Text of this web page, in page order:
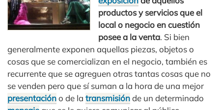
productos y servicios que el
local o negocio en cuestión
posee a la venta. Si bien
generalmente exponen aquellas piezas, objetos o
cosas que se comercializan en el negocio, también es
recurrente que se agreguen otras tantas cosas que no
se venden pero que sí suman a la hora de una mejor
presentacióno de la transmisiónde un determinado